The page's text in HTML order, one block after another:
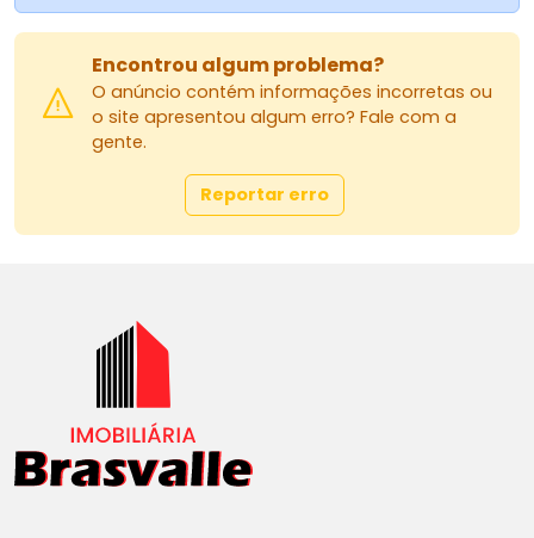
Encontrou algum problema?
O anúncio contém informações incorretas ou
o site apresentou algum erro? Fale com a
gente.
Reportar erro